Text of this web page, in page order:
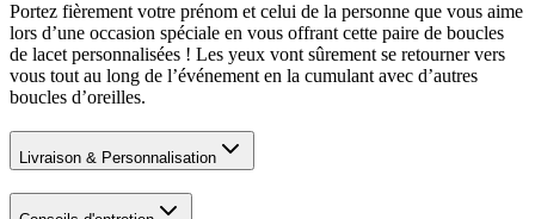
Portez fièrement votre prénom et celui de la personne que vous aime
lors d’une occasion spéciale en vous offrant cette paire de boucles
de lacet personnalisées ! Les yeux vont sûrement se retourner vers
vous tout au long de l’événement en la cumulant avec d’autres
boucles d’oreilles.
Livraison & Personnalisation